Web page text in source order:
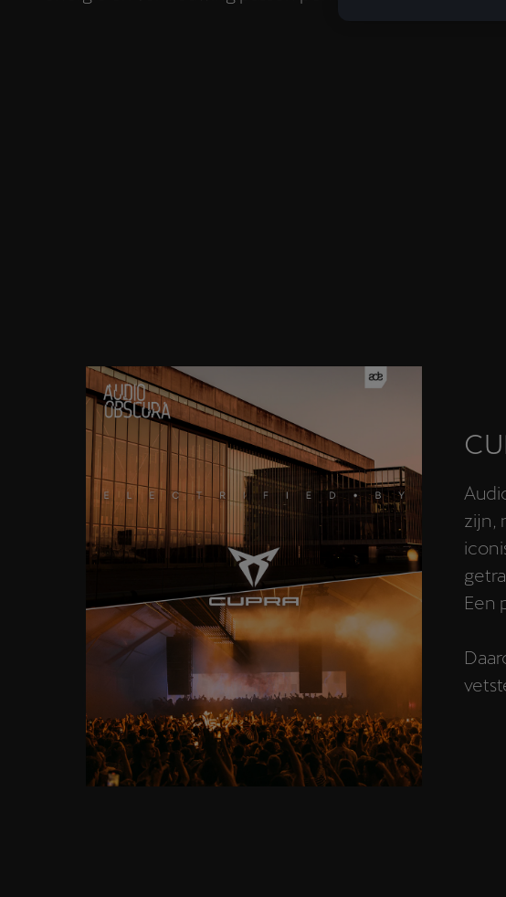
zijn,
Een